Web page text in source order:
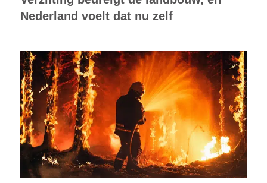
Nederland voelt dat nu zelf